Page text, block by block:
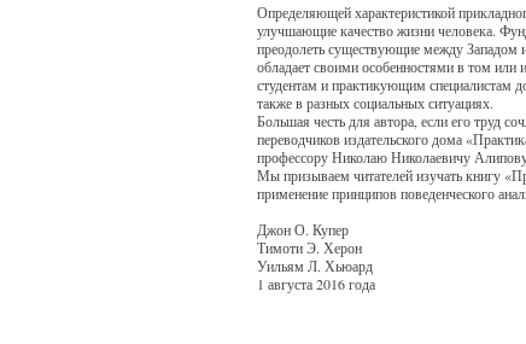
Определяющей характеристикой
улучшающие качество жизни человека.
преодолеть существующие между Западом
обладает своими особенностями в том или
студентам и практикующим специалистам
также в разных социальных ситуациях.
Большая честь для автора, если его труд
переводчиков издательского дома
профессору Николаю Николаевичу
Мы призываем читателей изучать книгу
применение принципов поведенческого
Джон О. Купер
Тимоти Э. Херон
Уильям Л. Хьюард
1 августа 2016 года